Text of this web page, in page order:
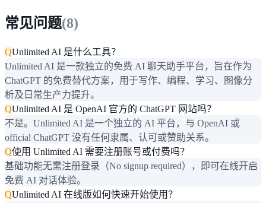
常见问题(8)
QUnlimited AI 是什么工具？
Unlimited AI 是一款独立的免费 AI 聊天助手平台，旨在作为
ChatGPT 的免费替代方案，用于写作、编程、学习、图像分
析及日常生产力提升。
QUnlimited AI 是 OpenAI 官方的 ChatGPT 网站吗？
不是。Unlimited AI 是一个独立的 AI 平台，与 OpenAI 或
official ChatGPT 没有任何隶属、认可或赞助关系。
Q使用 Unlimited AI 需要注册账号或付费吗？
基础功能无需注册登录（No signup required），即可在线开启
免费 AI 对话体验。
QUnlimited AI 在线版如何快速开始使用？